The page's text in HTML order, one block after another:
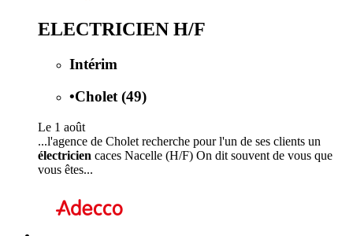
ELECTRICIEN H/F
Intérim
•Cholet (49)
Le 1 août
...l'agence de Cholet recherche pour l'un de ses clients un
électricien caces Nacelle (H/F) On dit souvent de vous que
vous êtes...